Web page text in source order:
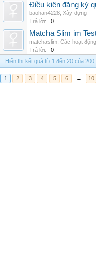
Điều kiện đăng ký
baohan4228 Xây dựng
Trả lời:
0
Matcha Slim im
matchaslim Các hoạt
Trả lời:
0
Hiển thị kết quả từ 1 đến 20 của 200
1 2 3 4 5 6 → 10